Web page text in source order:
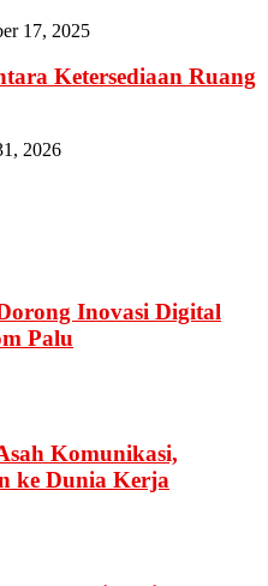
17, 2025
Ketersediaan Ruang
2026
Inovasi Digital
Palu
Komunikasi,
ke Dunia Kerja